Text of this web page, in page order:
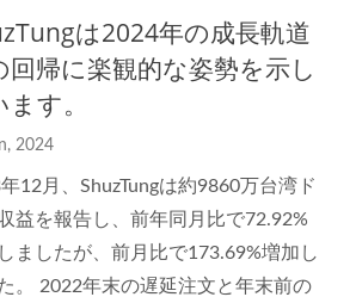
は2024年の成長軌道
回帰に楽観的な姿勢を示し
す。
2024
12月、ShuzTungは約9860万台湾ド
益を報告し、前年同月比で72.92%
ましたが、前月比で173.69%増加し
。 2022年末の遅延注文と年末前の